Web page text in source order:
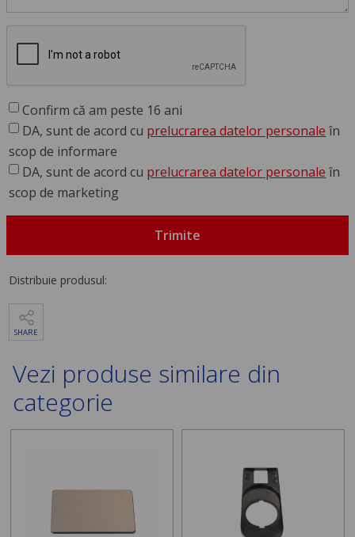
Confirm că am peste 16 ani
DA, sunt de acord cu prelucrarea datelor personale în
scop de informare
DA, sunt de acord cu prelucrarea datelor personale în
scop de marketing
Trimite
Distribuie produsul:
SHARE
Vezi produse similare din
categorie